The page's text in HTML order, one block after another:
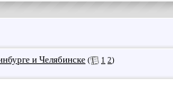
и Челябинске ( 1 2)